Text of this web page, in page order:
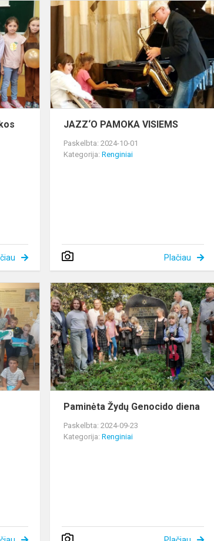
Paminėta
Pasaulinė
muzikos
diena
JAZZ‘O PAMOKA VISIEMS
Paskelbta: 2024-10-01
Kategorija:Renginiai
Plačiau
„Vasarą
prisiminus“
Paminėta Žydų Genocido diena
Paskelbta: 2024-09-23
Kategorija:Renginiai